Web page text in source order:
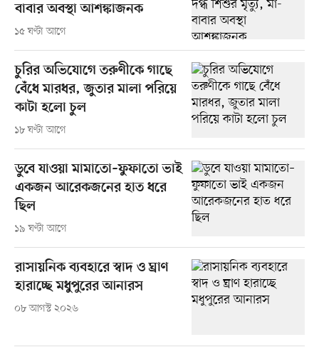
বাবার অবস্থা আশঙ্কাজনক
১৫ ঘণ্টা আগে
চুরির অভিযোগে তরুণীকে গাছে
বেঁধে মারধর, জুতার মালা পরিয়ে
কাটা হলো চুল
১৮ ঘণ্টা আগে
ডুবে যাওয়া মামাতো–ফুফাতো ভাই
একজন আরেকজনের হাত ধরে
ছিল
১৯ ঘণ্টা আগে
রাসায়নিক ব্যবহারে স্বাদ ও ঘ্রাণ
হারাচ্ছে মধুপুরের আনারস
০৮ আগস্ট ২০২৬